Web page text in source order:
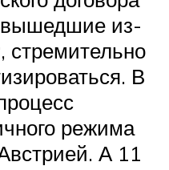
вышедшие из-
В
режима
А 11